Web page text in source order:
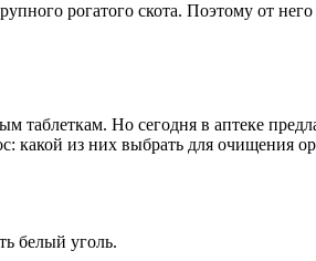
рогатого скота. Поэтому от
таблеткам. Но сегодня в аптеке
какой из них выбрать для очищения
белый уголь.